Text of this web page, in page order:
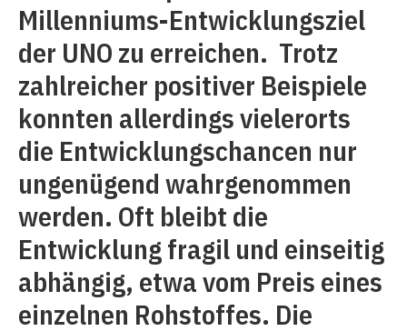
Millenniums-Entwicklungsziel
der UNO zu erreichen. Trotz
zahlreicher positiver Beispiele
konnten allerdings vielerorts
die Entwicklungschancen nur
ungenügend wahrgenommen
werden. Oft bleibt die
Entwicklung fragil und einseitig
abhängig, etwa vom Preis eines
einzelnen Rohstoffes. Die